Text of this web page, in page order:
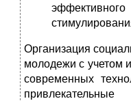
Организация
молодежи с учетом
современных